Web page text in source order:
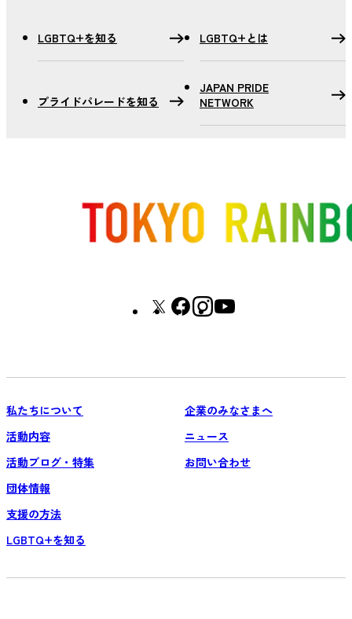
LGBTQ+を知る LGBTQ+とは
プライドパレードを知る
JAPAN PRIDE
NETWORK
私たちについて
活動内容
活動ブログ・特集
団体情報
支援の方法
LGBTQ+を知る
企業のみなさまへ
ニュース
お問い合わせ